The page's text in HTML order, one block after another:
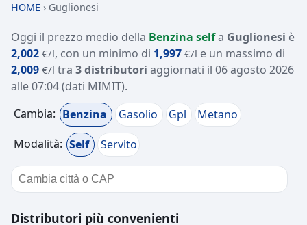
HOME › Guglionesi
Oggi il prezzo medio della Benzina selfa Guglionesi è
2,002 €/l, con un minimo di 1,997 €/l e un massimo di
2,009 €/l tra 3 distributori aggiornati il 06 agosto 2026
alle 07:04(dati MIMIT).
Cambia: Benzina Gasolio Gpl
Metano
Modalità: Self Servito
Distributori più convenienti